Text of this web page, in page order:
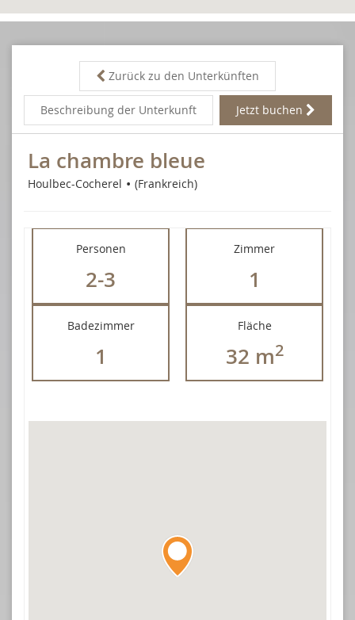
Zurück zu den Unterkünften
Beschreibung der Unterkunft Jetzt buchen
La chambre bleue
Houlbec-Cocherel (Frankreich)
Personen
2-3
Zimmer
1
Badezimmer
1
Fläche
32 m2